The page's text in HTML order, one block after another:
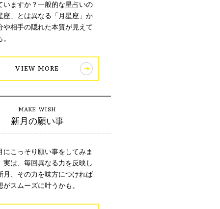
いますか？一般的な星占いの
座」とは異なる「月星座」か
や相手の隠れた本質が見えて
VIEW MORE
新月の願い事
にこっそり願い事をしてみま
実は、毎回異なる力を反映し
月、その力を味方につければ
がスムーズに叶うかも。